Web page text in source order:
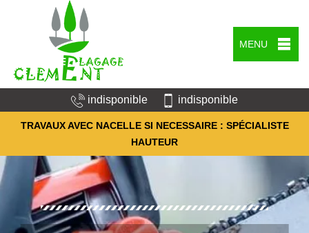
MENU
indisponible indisponible
TRAVAUX AVEC NACELLE SI NECESSAIRE : SPÉCIALISTE
HAUTEUR